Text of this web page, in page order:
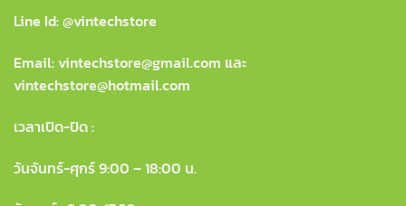
Line Id: @vintechstore
Email: vintechstore@gmail.com และ
vintechstore@hotmail.com
เวลาเปิด-ปิด :
วันจันทร์-ศุกร์ 9:00 – 18:00 น.